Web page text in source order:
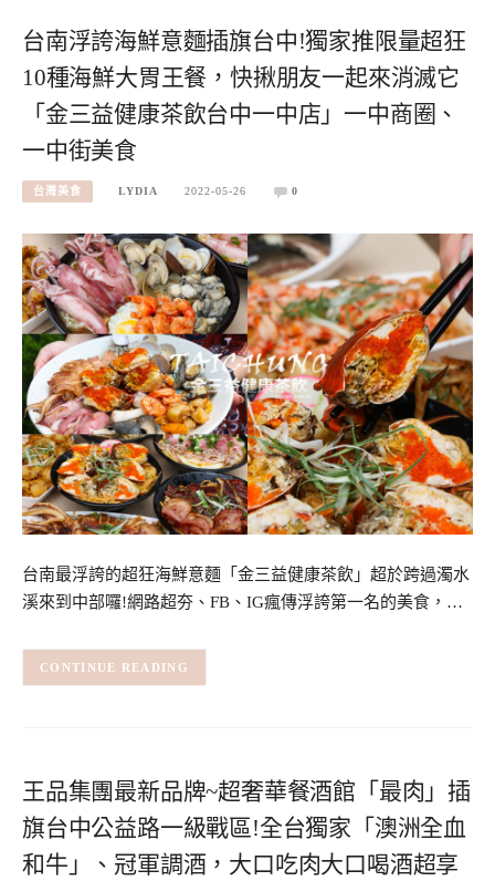
台南浮誇海鮮意麵插旗台中!獨家推限量超狂
10種海鮮大胃王餐，快揪朋友一起來消滅它
「金三益健康茶飲台中一中店」一中商圈、
一中街美食
台灣美食 LYDIA 2022-05-26 0
台南最浮誇的超狂海鮮意麵「金三益健康茶飲」超於跨過濁水
溪來到中部囉!網路超夯、FB、IG瘋傳浮誇第一名的美食，…
CONTINUE READING
王品集團最新品牌~超奢華餐酒館「最肉」插
旗台中公益路一級戰區!全台獨家「澳洲全血
和牛」、冠軍調酒，大口吃肉大口喝酒超享